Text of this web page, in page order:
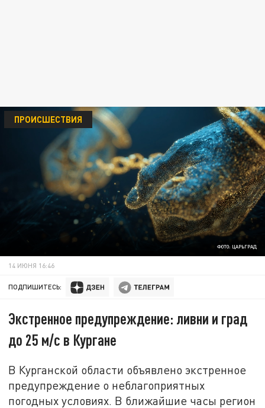
ФОТО: ЦАРЬГРАД
ПРОИСШЕСТВИЯ
14 ИЮНЯ 16:46
ПОДПИШИТЕСЬ:
Экстренное предупреждение: ливни и град
до 25 м/с в Кургане
В Курганской области объявлено экстренное
предупреждение о неблагоприятных
погодных условиях. В ближайшие часы регион